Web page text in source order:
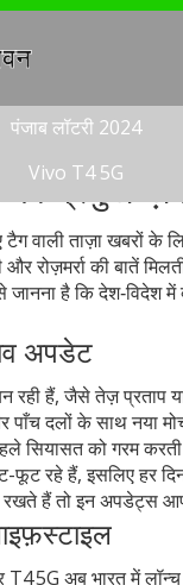
पंजाब लॉटरी 2024
Vivo T4 5G
प्रमुख
टैग वाली ताज़ा खबरों
और रोज़मर्रा की बातें
है कि देश‑विदेश में
अपडेट
रही हैं, जैसे तेज़ प्रताप
पाँच दलों के साथ नया
सियासत को गरम करती
रहे हैं, इसलिए हर
हैं तो इन अपडेट्स
5G अब भारत में लॉन्च